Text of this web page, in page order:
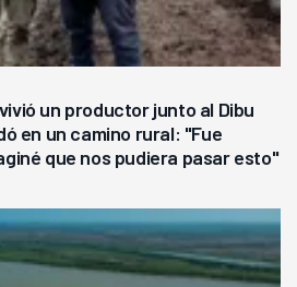
un productor junto al Dibu
en un camino rural: "Fue
que nos pudiera pasar esto"